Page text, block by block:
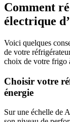
Comment
électrique
Voici quelques
de votre
choix de votre frigo
Choisir votre
énergie
Sur une échelle de